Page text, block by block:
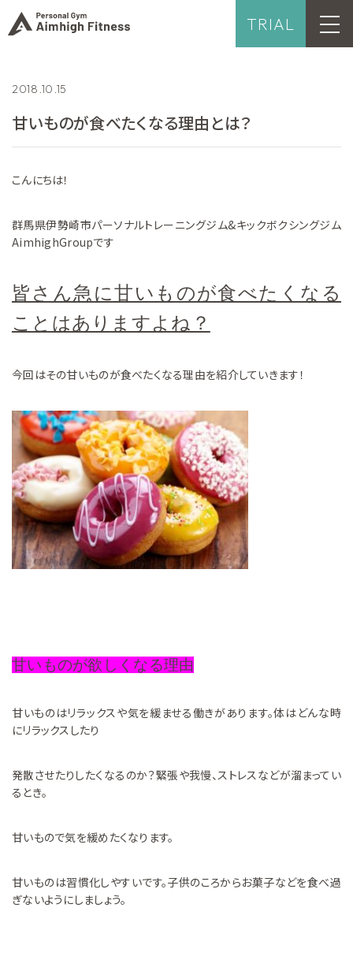
TRIAL
2018.10.15
甘いものが食べたくなる理由とは？
こんにちは！
群馬県伊勢崎市パーソナルトレーニングジム&キックボクシングジム
AimhighGroupです
皆さん急に甘いものが食べたくなる
ことはありますよね？
今回はその甘いものが食べたくなる理由を紹介していきます！
甘いものが欲しくなる理由
甘いものはリラックスや気を緩ませる働きがあります。体はどんな時
にリラックスしたり
発散させたりしたくなるのか？緊張や我慢、ストレスなどが溜まってい
るとき。
甘いもので気を緩めたくなります。
甘いものは習慣化しやすいです。子供のころからお菓子などを食べ過
ぎないようにしましょう。